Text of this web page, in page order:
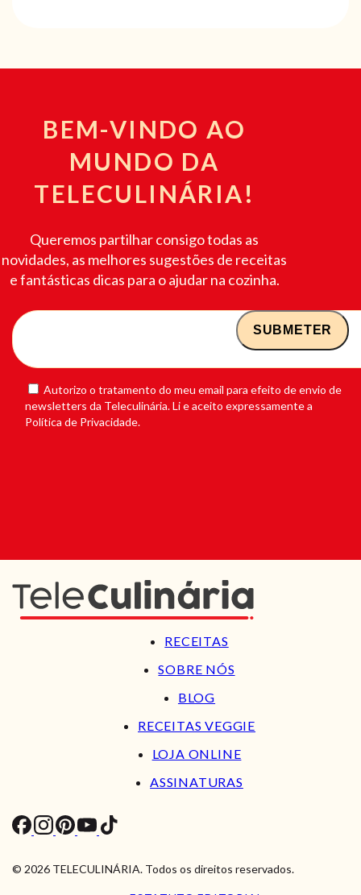
BEM-VINDO AO
MUNDO DA
TELECULINÁRIA!
Queremos partilhar consigo todas as
novidades, as melhores sugestões de receitas
e fantásticas dicas para o ajudar na cozinha.
Autorizo o tratamento do meu email para efeito de envio de
newsletters da Teleculinária. Li e aceito expressamente a
Política de Privacidade.
RECEITAS
SOBRE NÓS
BLOG
RECEITAS VEGGIE
LOJA ONLINE
ASSINATURAS
© 2026 TELECULINÁRIA. Todos os direitos reservados.